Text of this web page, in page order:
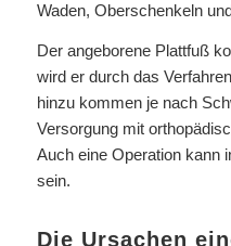
Waden, Oberschenkeln
Der angeborene Plattfuß
wird er durch das
hinzu kommen je nach
Versorgung mit
Auch eine Operation kann
sein.
Die Ursachen